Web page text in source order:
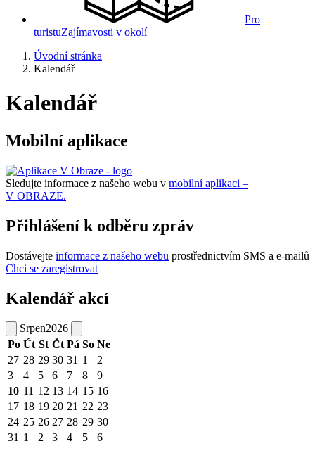
Pro
turistuZajímavosti v okolí
Úvodní stránka
Kalendář
Kalendář
Mobilní aplikace
Sledujte informace z našeho webu v mobilní aplikaci –
V OBRAZE.
Přihlášení k odběru zpráv
Dostávejte informace z našeho webu prostřednictvím SMS a e-mailů
Chci se zaregistrovat
Kalendář akcí
Srpen2026
Po Út St Čt Pá So Ne
27 28 29 30 31 1
2
3
4 5 6 7 8
9
10 11 12 13 14 15 16
17 18 19 20 21 22 23
24 25 26 27 28 29 30
31 1 2 3 4 5 6